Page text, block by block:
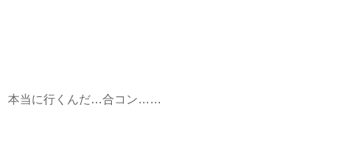
本当に行くんだ…合コン……